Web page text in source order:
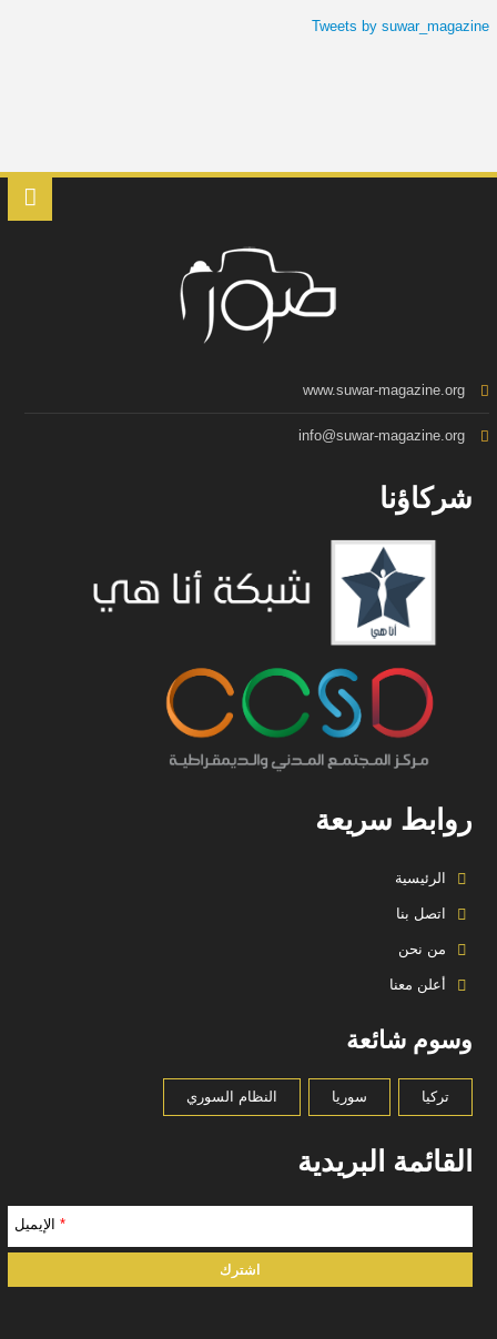
Tweets by suwar_magazine
www.suwar-magazine.org
info@suwar-magazine.org
شركاؤنا
روابط سريعة
الرئيسية
اتصل بنا
من نحن
أعلن معنا
وسوم شائعة
تركيا سوريا النظام السوري
القائمة البريدية
* الإيميل